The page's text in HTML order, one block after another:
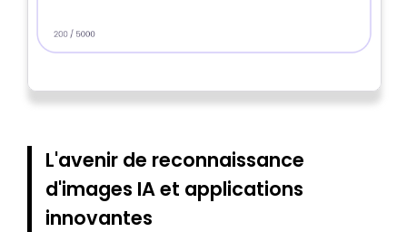
L'avenir de reconnaissance
d'images IA et applications
innovantes